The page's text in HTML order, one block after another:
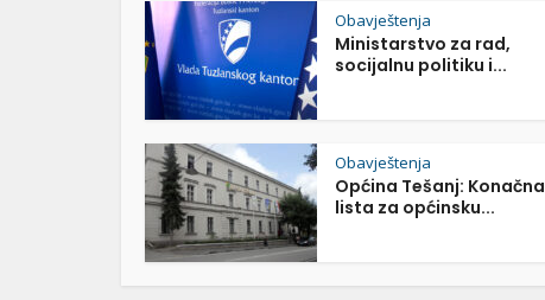
Obavještenja
Ministarstvo za rad,
socijalnu politiku i...
Obavještenja
Općina Tešanj: Konačna
lista za općinsku...